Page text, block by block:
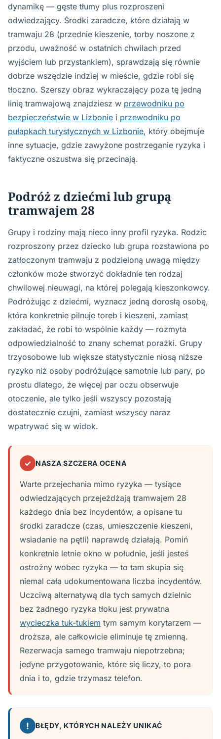
dynamikę — gęste tłumy plus rozproszeni
odwiedzający. Środki zaradcze, które działają w
tramwaju 28 (przednie kieszenie, torby noszone z
przodu, uważność w ostatnich chwilach przed
wyjściem lub przystankiem), sprawdzają się równie
dobrze wszędzie indziej w mieście, gdzie robi się
tłoczno. Szerszy obraz wykraczający poza tę jedną
linię tramwajową znajdziesz w przewodniku po
bezpieczeństwie w Lizbonie i przewodniku po
pułapkach turystycznych w Lizbonie, który obejmuje
inne sytuacje, gdzie zawyżone postrzeganie ryzyka i
faktyczne oszustwa się przecinają.
Podróż z dziećmi lub grupą
tramwajem 28
Grupy i rodziny mają nieco inny profil ryzyka. Rodzic
rozproszony przez dziecko lub grupa rozstawiona po
zatłoczonym tramwaju z podzieloną uwagą między
członków może stworzyć dokładnie ten rodzaj
chwilowej nieuwagi, na której polegają kieszonkowcy.
Podróżując z dziećmi, wyznacz jedną dorosłą osobę,
która konkretnie pilnuje toreb i kieszeni, zamiast
zakładać, że robi to wspólnie każdy — rozmyta
odpowiedzialność to znany schemat porażki. Grupy
trzyosobowe lub większe statystycznie niosą niższe
ryzyko niż osoby podróżujące samotnie lub pary, po
prostu dlatego, że więcej par oczu obserwuje
otoczenie, ale tylko jeśli wszyscy pozostają
dostatecznie czujni, zamiast wszyscy naraz
wpatrywać się w widok.
✓ NASZA SZCZERA OCENA
Warte przejechania mimo ryzyka — tysiące
odwiedzających przejeżdżają tramwajem 28
każdego dnia bez incydentów, a opisane tu
środki zaradcze (czas, umieszczenie kieszeni,
wsiadanie na pętli) naprawdę działają. Pomiń
konkretnie letnie okno w południe, jeśli jesteś
ostrożny wobec ryzyka — to tam skupia się
niemal cała udokumentowana liczba incydentów.
Uczciwą alternatywą dla tych samych dzielnic
bez żadnego ryzyka tłoku jest prywatna
wycieczka tuk-tukiem tym samym korytarzem —
droższa, ale całkowicie eliminuje tę zmienną.
Rezerwacja samego tramwaju niepotrzebna;
jedyne przygotowanie, które się liczy, to pora
dnia i to, gdzie trzymasz telefon.
! BŁĘDY, KTÓRYCH NALEŻY UNIKAĆ